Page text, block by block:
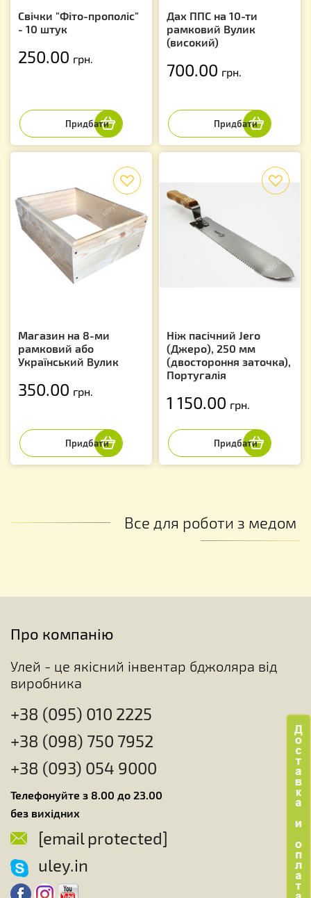
Свічки "Фіто-прополіс"
- 10 штук
250.00 грн.
Дах ППС на 10-ти
рамковий Вулик
(високий)
700.00 грн.
Магазин на 8-ми
рамковий або
Український Вулик
350.00 грн.
Ніж пасічний Jero
(Джеро), 250 мм
(двостороння заточка),
Португалія
1 150.00 грн.
Все для роботи з медом
Про компанію
Улей - це якісний інвентар бджоляра від
виробника
+38 (095) 010 2225
+38 (098) 750 7952
+38 (093) 054 9000
Телефонуйте з 8.00 до 23.00
без вихідних
[email protected]
uley.in